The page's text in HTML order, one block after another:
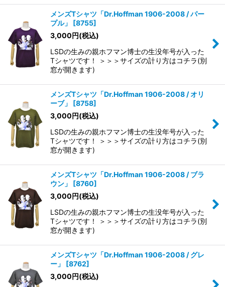
メンズTシャツ「Dr.Hoffman 1906-2008 / パー
プル」
[8755]
3,000円(税込)
LSDの生みの親ホフマン博士の生没年号が入った
Tシャツです！ ＞＞＞サイズの計り方はコチラ(別
窓が開きます)
メンズTシャツ「Dr.Hoffman 1906-2008 / オリ
ーブ」
[8758]
3,000円(税込)
LSDの生みの親ホフマン博士の生没年号が入った
Tシャツです！ ＞＞＞サイズの計り方はコチラ(別
窓が開きます)
メンズTシャツ「Dr.Hoffman 1906-2008 / ブラ
ウン」
[8760]
3,000円(税込)
LSDの生みの親ホフマン博士の生没年号が入った
Tシャツです！ ＞＞＞サイズの計り方はコチラ(別
窓が開きます)
メンズTシャツ「Dr.Hoffman 1906-2008 / グレ
ー」
[8762]
3,000円(税込)